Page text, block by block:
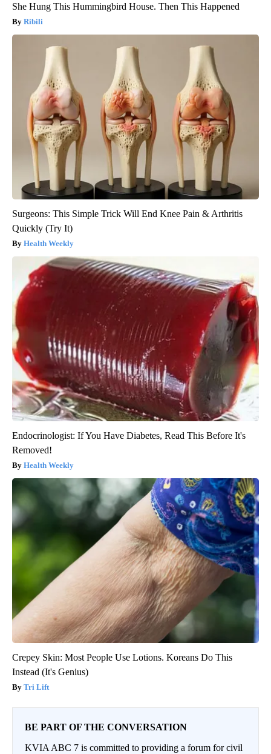
She Hung This Hummingbird House. Then This Happened
Ribili
Surgeons: This Simple Trick Will End Knee Pain & Arthritis
Quickly (Try It)
Health Weekly
Endocrinologist: If You Have Diabetes, Read This Before It's
Removed!
Health Weekly
Crepey Skin: Most People Use Lotions. Koreans Do This
Instead (It's Genius)
Tri Lift
BE PART OF THE CONVERSATION
KVIA ABC 7 is committed to providing a forum for civil